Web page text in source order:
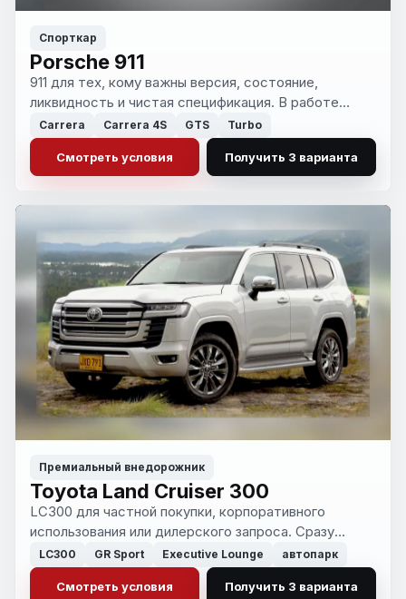
Спорткар
Porsche 911
911 для тех, кому важны версия, состояние,
ликвидность и чистая спецификация. В работе
остаются только те варианты, которые имеют
смысл по конфигурации и цене покупки.
Carrera Carrera 4S GTS Turbo
Смотреть условия Получить 3 варианта
Премиальный внедорожник
Toyota Land Cruiser 300
LC300 для частной покупки, корпоративного
использования или дилерского запроса. Сразу
видно, где брать автомобиль сейчас, а где ждать
поставку ради более сильной комплектации.
LC300 GR Sport Executive Lounge автопарк
Смотреть условия Получить 3 варианта